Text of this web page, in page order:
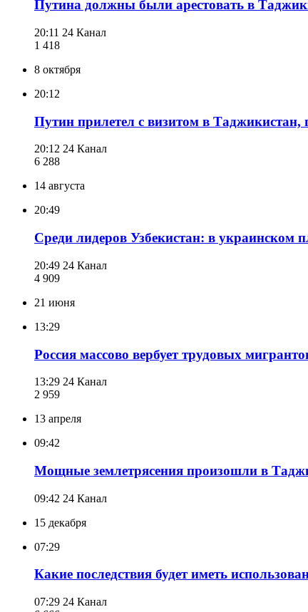
Путина должны были арестовать в
20:11 24 Канал
1 418
8 октября
20:12
Путин прилетел с визитом в
20:12 24 Канал
6 288
14 августа
20:49
Среди лидеров Узбекистан: в украинском
20:49 24 Канал
4 909
21 июня
13:29
Россия массово вербует трудовых
13:29 24 Канал
2 959
13 апреля
09:42
Мощные землетрясения произошли в
09:42 24 Канал
15 декабря
07:29
Какие последствия будет иметь
07:29 24 Канал